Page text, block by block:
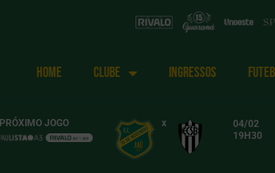
HOME CLUBE INGRESSOS
PRÓXIMO JOGO x
04/02
19H30